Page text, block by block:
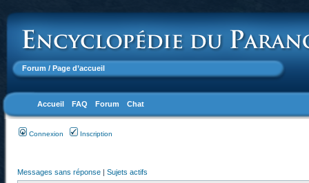
Forum / Page d’accueil
Accueil FAQ Forum Chat
Connexion Inscription
Messages sans réponse | Sujets actifs